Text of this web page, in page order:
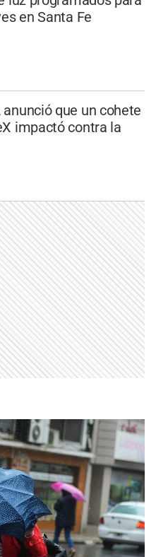
en Santa Fe
anunció que un cohete
impactó contra la